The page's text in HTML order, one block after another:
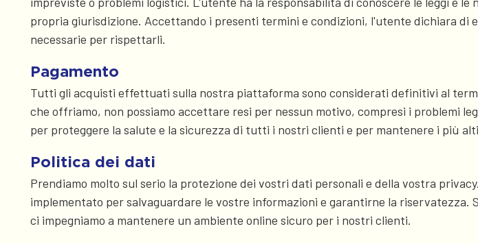
propria giurisdizione. Accettando i presenti termini e condizioni, l'utente dichiara di
necessarie per rispettarli.
Pagamento
Tutti gli acquisti effettuati sulla nostra piattaforma sono considerati definitivi al
che offriamo, non possiamo accettare resi per nessun motivo, compresi i problemi
per proteggere la salute e la sicurezza di tutti i nostri clienti e per mantenere i più
Politica dei dati
Prendiamo molto sul serio la protezione dei vostri dati personali e della vostra
implementato per salvaguardare le vostre informazioni e garantirne la
ci impegniamo a mantenere un ambiente online sicuro per i nostri clienti.